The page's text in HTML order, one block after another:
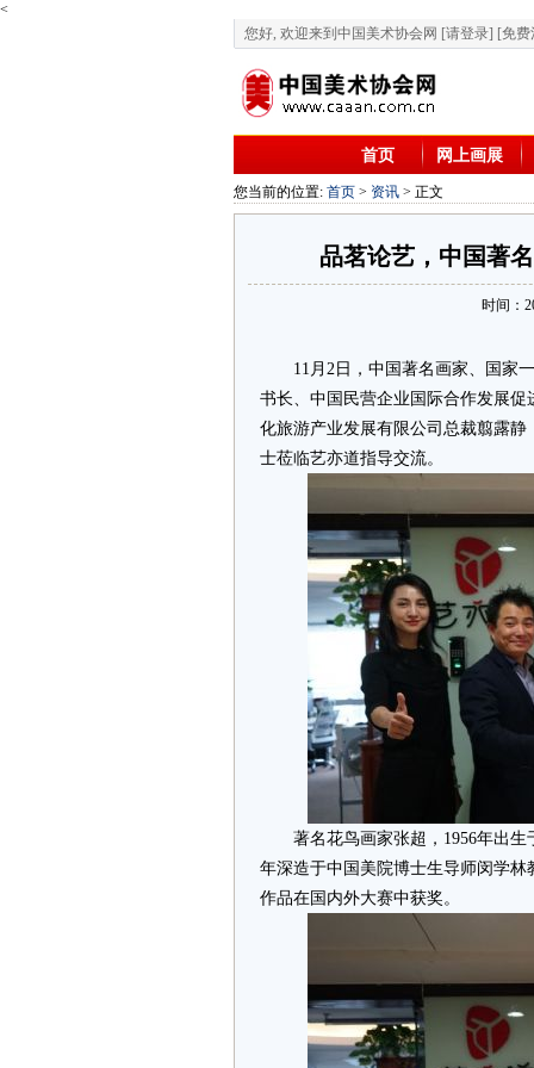
<
您好, 欢迎来到中国美术协会网 [请登录] [免
首页 网上画展
您当前的位置: 首页 > 资讯 > 正文
品茗论艺，中国著
时间：
11月2日，中国著名画家、国家一
书长、中国民营企业国际合作发展
化旅游产业发展有限公司总裁翦露
士莅临艺亦道指导交流。
著名花鸟画家张超，1956年出生
年深造于中国美院博士生导师闵学
作品在国内外大赛中获奖。